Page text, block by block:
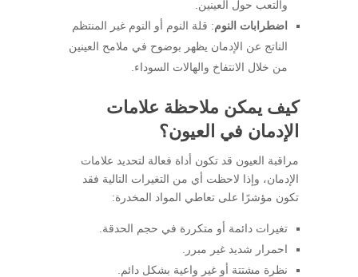
والتعب حول العينين.
اضطرابات النوم: قلة النوم أو النوم غير المنتظم
الناتج عن الإدمان يظهر بوضوح في ملامح العينين
من خلال الانتفاخ والهالات السوداء.
كيف يمكن ملاحظة علامات
الإدمان في العيون؟
مراقبة العيون قد تكون أداة فعالة لتحديد علامات
الإدمان، وإذا لاحظت أي من التغيرات التالية فقد
تكون مؤشرًا على تعاطي المواد المخدرة:
تغيرات دائمة أو متكررة في حجم الحدقة.
احمرار شديد غير مبرر.
نظرة مشتتة أو غير واعية بشكل دائم.